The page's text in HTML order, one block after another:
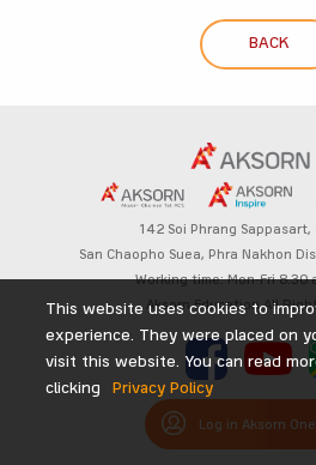
BACK
142 Soi Phrang Sappasart,
San Chaopho Suea, Phra Nakhon
Working time: Mon-Fri 8.30
Aksorn Education All
Log in Aksorn
This website uses cookies to
experience. They were placed on
visit this website. You can read
clicking
Privacy Policy